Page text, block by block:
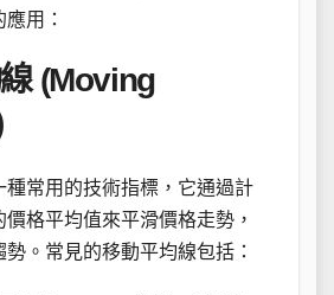
用：
(Moving
種常用的技術指標，它通過計
格平均值來平滑價格走勢，
。常見的移動平均線包括：